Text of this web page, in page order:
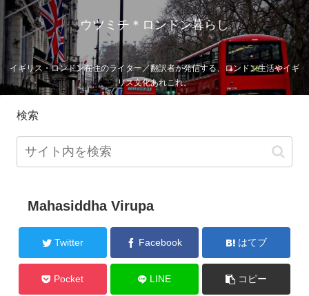
ウツミチ＊ロンドン暮らし
イギリス・ロンドン在住のライター／翻訳者が発信する、ロンドン生活やイギ
リス文化あれこれ。
検索
Mahasiddha Virupa
Twitter Facebook はてブ
Pocket LINE コピー